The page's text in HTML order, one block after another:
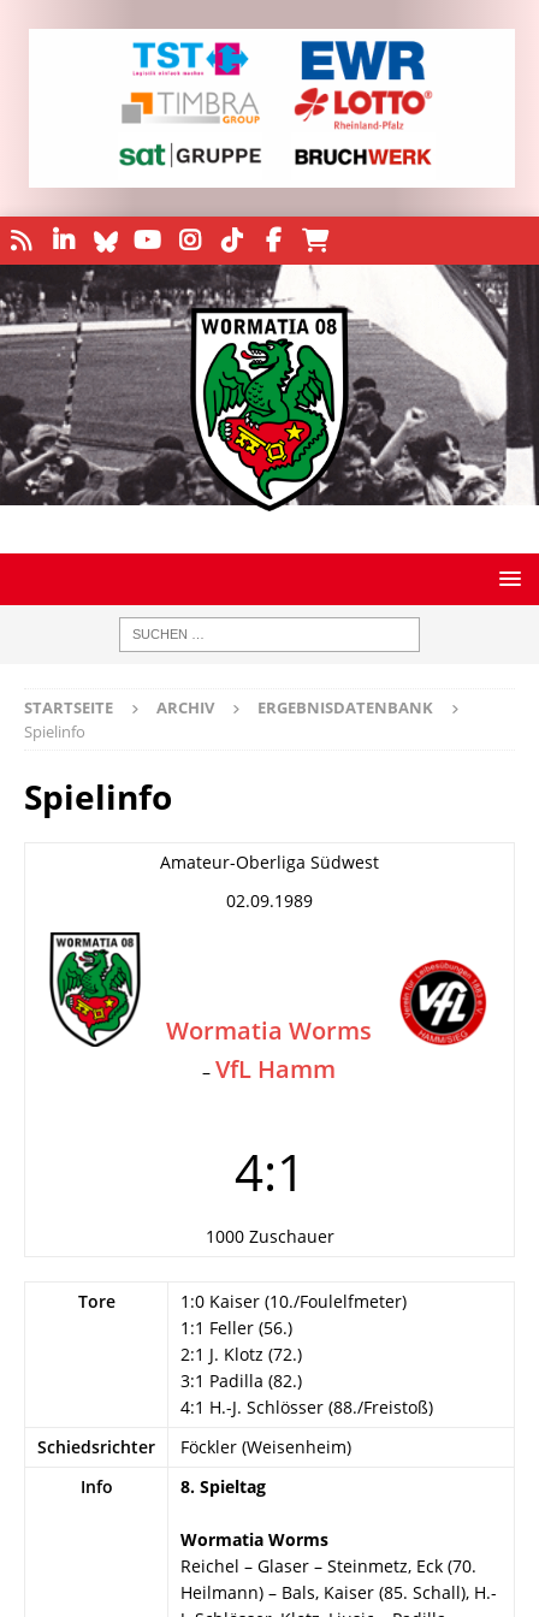
STARTSEITE ARCHIV
ERGEBNISDATENBANK
Spielinfo
Spielinfo
Amateur-Oberliga Südwest
02.09.1989
Wormatia Worms
– VfL Hamm
4:1
1000 Zuschauer
Tore
1:0 Kaiser (10./Foulelfmeter)
1:1 Feller (56.)
2:1 J. Klotz (72.)
3:1 Padilla (82.)
4:1 H.-J. Schlösser (88./Freistoß)
Schiedsrichter
Föckler (Weisenheim)
Info
8. Spieltag
Wormatia Worms
Reichel – Glaser – Steinmetz, Eck (70.
Heilmann) – Bals, Kaiser (85. Schall), H.-